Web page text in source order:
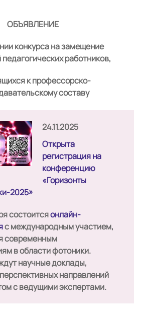
ОБЪЯВЛЕНИЕ
конкурса на замещение
работников,
к профессорско-
составу
24.11.2025
Открыта
регистрация на
конференцию
«Горизонты
2025»
состоитсяонлайн-
с международным участием,
современным
в области фотоники.
научные доклады,
направлений
с ведущими экспертами.